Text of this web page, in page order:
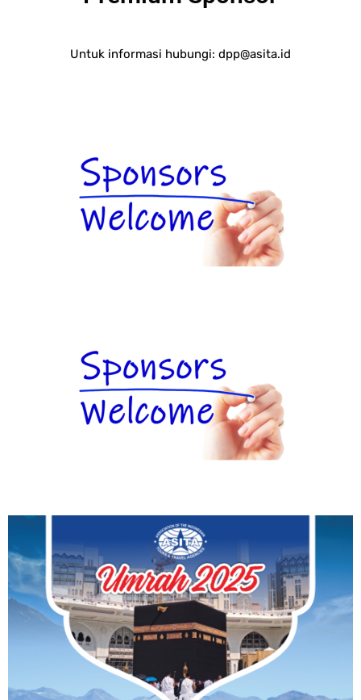
Untuk informasi hubungi: dpp@asita.id